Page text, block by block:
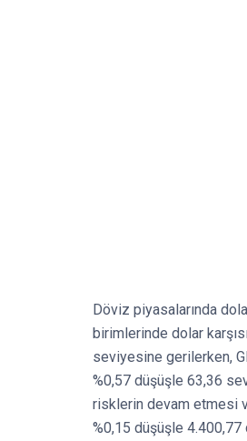
Döviz piyasalarında
birimlerinde dolar
seviyesine gerilerken,
%0,57 düşüşle 63,36
risklerin devam etmesi
%0,15 düşüşle